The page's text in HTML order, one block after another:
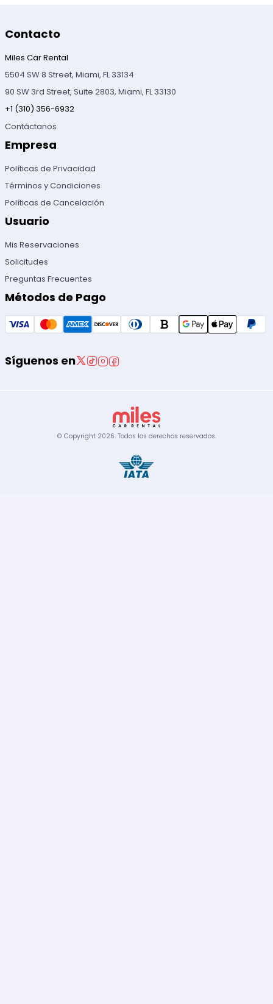
Contacto
Miles Car Rental
5504 SW 8 Street, Miami, FL 33134
90 SW 3rd Street, Suite 2803, Miami, FL 33130
+1 (310) 356-6932
Contáctanos
Empresa
Políticas de Privacidad
Términos y Condiciones
Políticas de Cancelación
Usuario
Mis Reservaciones
Solicitudes
Preguntas Frecuentes
Métodos de Pago
Síguenos en
© Copyright 2026. Todos los derechos reservados.